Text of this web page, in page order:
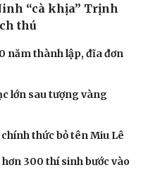
“cà khịa” Trịnh
thú
năm thành lập, đĩa đơn
lớn sau tượng vàng
thức bỏ tên Miu Lê
300 thí sinh bước vào